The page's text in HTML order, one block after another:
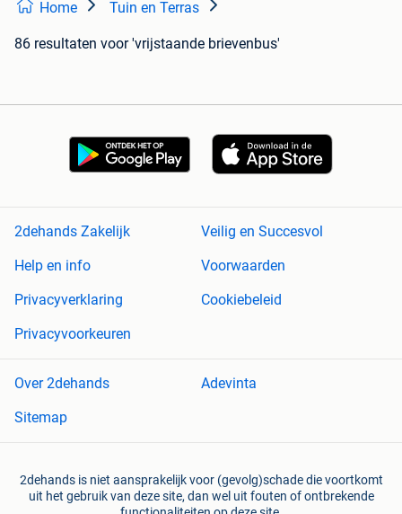
Home Tuin en Terras
86 resultaten voor 'vrijstaande brievenbus'
2dehands Zakelijk
Veilig en Succesvol
Help en info
Voorwaarden
Privacyverklaring
Cookiebeleid
Privacyvoorkeuren
Over 2dehands
Adevinta
Sitemap
2dehands is niet aansprakelijk voor (gevolg)schade die voortkomt
uit het gebruik van deze site, dan wel uit fouten of ontbrekende